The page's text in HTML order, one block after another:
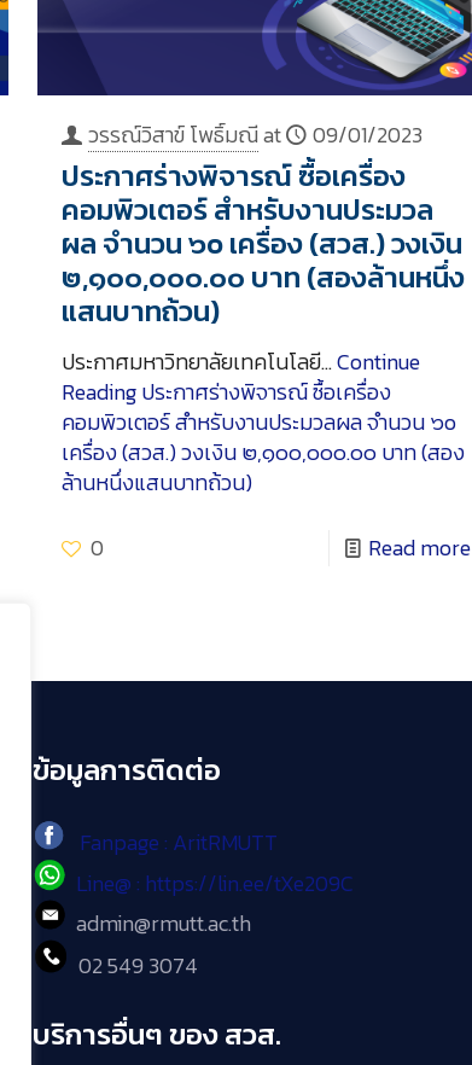
วรรณ์วิสาข์ โพธิ์มณีat 09/01/2023
ประกาศร่างพิจารณ์ ซื้อเครื่อง
คอมพิวเตอร์ สำหรับงานประมวล
ผล จำนวน ๖o เครื่อง (สวส.) วงเงิน
๒,๑๐๐,๐๐๐.๐๐ บาท (สองล้านหนึ่ง
แสนบาทถ้วน)
ประกาศมหาวิทยาลัยเทคโนโลยี…Continue
Readingประกาศร่างพิจารณ์ ซื้อเครื่อง
คอมพิวเตอร์ สำหรับงานประมวลผล จำนวน ๖o
เครื่อง (สวส.) วงเงิน ๒,๑๐๐,๐๐๐.๐๐ บาท (สอง
ล้านหนึ่งแสนบาทถ้วน)
0
Read more
ข้อมูลการติดต่อ
Fanpage : AritRMUTT
Line@ : https://lin.ee/tXe209C
admin@rmutt.ac.th
02 549 3074
บริการอื่นๆ ของ สวส.